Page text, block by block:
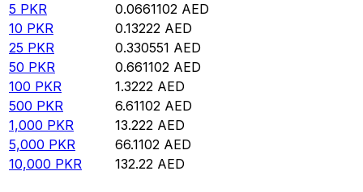
5 PKR 0.0661102 AED
10 PKR 0.13222 AED
25 PKR 0.330551 AED
50 PKR 0.661102 AED
100 PKR 1.3222 AED
500 PKR 6.61102 AED
1,000 PKR 13.222 AED
5,000 PKR 66.1102 AED
10,000 PKR 132.22 AED